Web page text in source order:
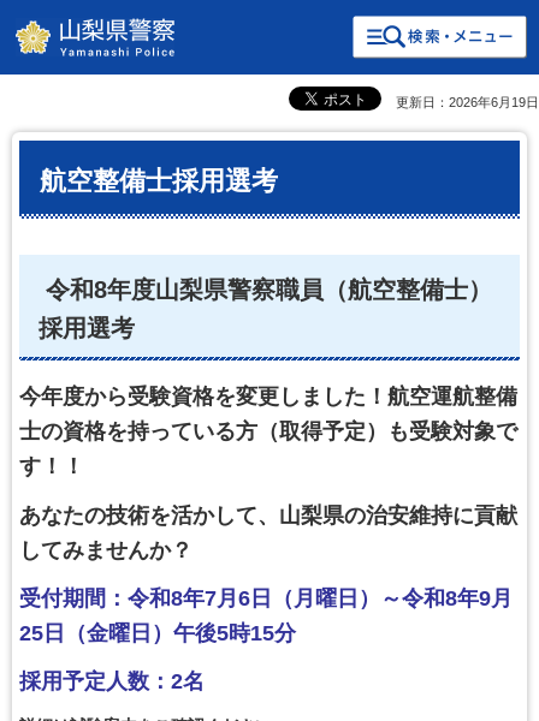
山梨県警察 検索・共通メニュー
更新日：2026年6月19日
航空整備士採用選考
令和8年度山梨県警察職員（航空整備士）
採用選考
今年度から受験資格を変更しました！航空運航整備
士の資格を持っている方（取得予定）も受験対象で
す！！
あなたの技術を活かして、山梨県の治安維持に貢献
してみませんか？
受付期間：令和8年7月6日（月曜日）～令和8年9月
25日（金曜日）午後5時15分
採用予定人数：2名